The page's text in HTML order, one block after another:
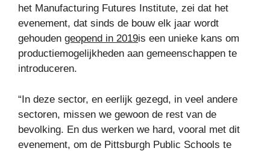
het Manufacturing Futures Institute, zei dat het
evenement, dat sinds de bouw elk jaar wordt
gehouden geopend in 2019is een unieke kans om
productiemogelijkheden aan gemeenschappen te
introduceren.
“In deze sector, en eerlijk gezegd, in veel andere
sectoren, missen we gewoon de rest van de
bevolking. En dus werken we hard, vooral met dit
evenement, om de Pittsburgh Public Schools te